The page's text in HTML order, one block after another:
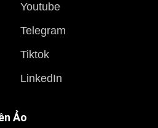
Youtube
Telegram
Tiktok
LinkedIn
Ảo